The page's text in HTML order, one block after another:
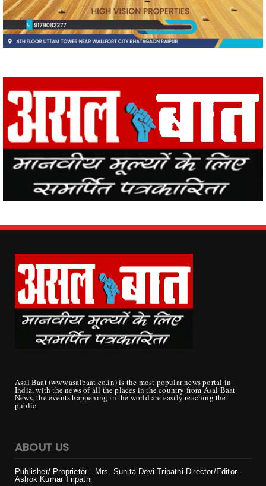
Asal Baat (www.asalbaat.co.in) is the most popular news portal in
ABOUT US
Ashok Kumar Tripathi
Email - : ask_rjn38@yahoo.co.in, asalbat33@gmail.com